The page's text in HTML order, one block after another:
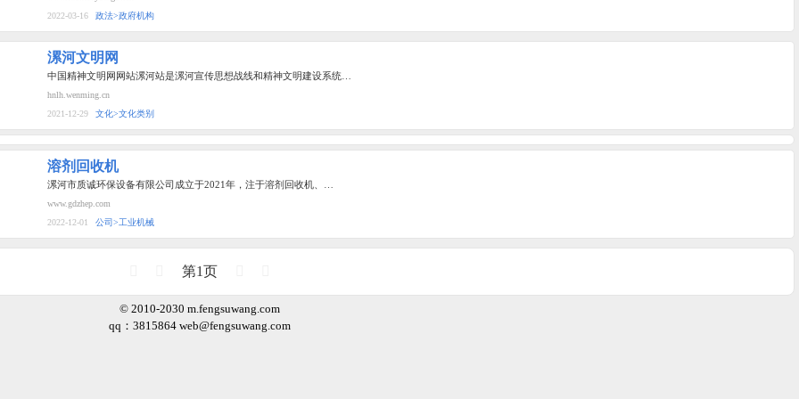
2022-03-16
政法>政府机构
漯河文明网
中国精神文明网网站漯河站是漯河宣传思想战线和精神文明建设系统…
hnlh.wenming.cn
2021-12-29
文化>文化类别
溶剂回收机
漯河市质诚环保设备有限公司成立于2021年，注于溶剂回收机、…
www.gdzhep.com
2022-12-01
公司>工业机械
第1页
© 2010-2030 m.fengsuwang.com
qq：3815864 web@fengsuwang.com